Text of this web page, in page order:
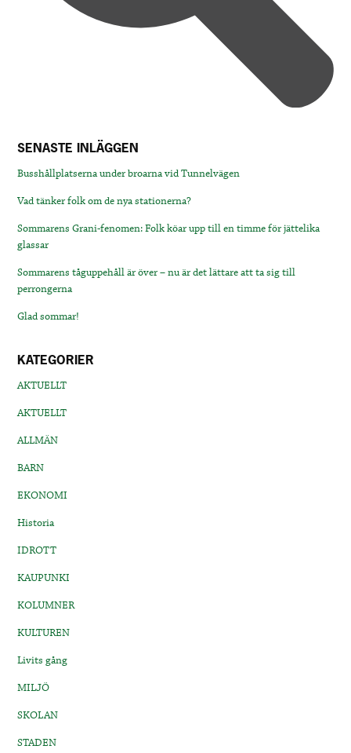
SENASTE INLÄGGEN
Busshållplatserna under broarna vid Tunnelvägen
Vad tänker folk om de nya stationerna?
Sommarens Grani-fenomen: Folk köar upp till en timme för jättelika
glassar
Sommarens tåguppehåll är över – nu är det lättare att ta sig till
perrongerna
Glad sommar!
KATEGORIER
AKTUELLT
AKTUELLT
ALLMÄN
BARN
EKONOMI
Historia
IDROTT
KAUPUNKI
KOLUMNER
KULTUREN
Livits gång
MILJÖ
SKOLAN
STADEN